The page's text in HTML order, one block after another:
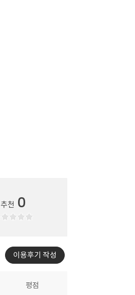
추천 0
이용후기 작성
평점